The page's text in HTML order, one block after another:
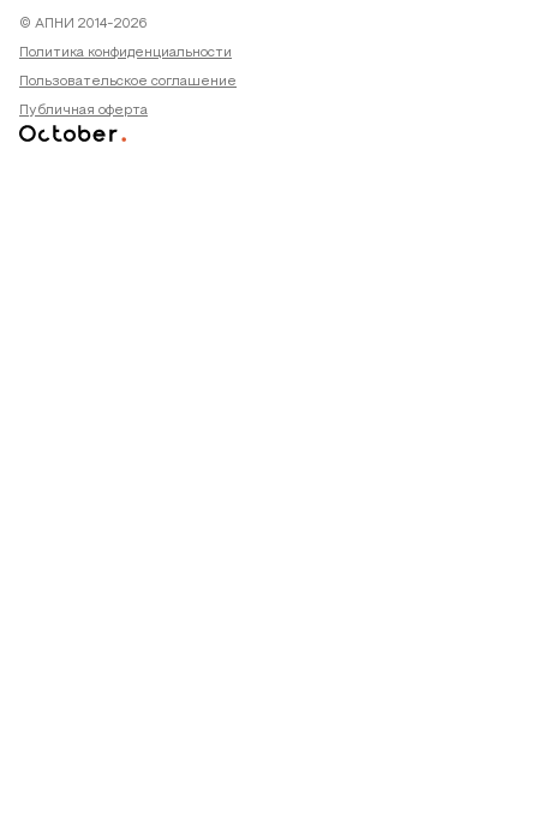
© АПНИ 2014-2026
Политика конфиденциальности
Пользовательское соглашение
Публичная оферта